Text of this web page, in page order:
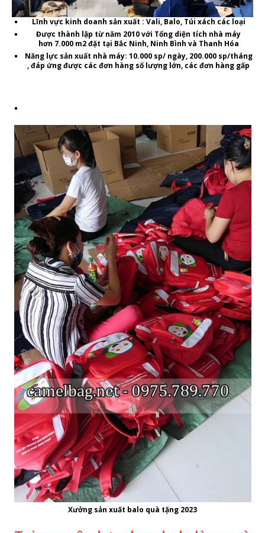
Lĩnh vực kinh doanh sản xuất : Vali, Balo, Túi xách các loại
Được thành lập từ năm 2010với Tổng diện tích nhà máy
hơn 7.000 m2đặt tại Bắc Ninh, Ninh Bình và Thanh Hóa
Năng lực sản xuất nhà máy: 10.000 sp/ ngày, 200.000 sp/tháng
, đáp ứng được các đơn hàng số lượng lớn, các đơn hàng gấp
Xưởng sản xuất balo quà tặng 2023